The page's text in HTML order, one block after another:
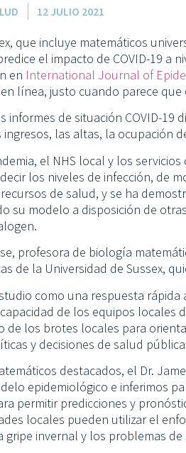
12 JULIO 2021
que incluye matemáticos
el impacto de COVID-19 a
en International Journal of
línea, justo cuando parece
informes de situación COVID-
las altas, la ocupación
el NHS local y los
los niveles de infección, de
de salud, y se ha
su modelo a disposición de
profesora de biología
de la Universidad de Sussex,
como una respuesta
de los equipos locales
de los brotes locales para
y decisiones de salud pública
destacados, el Dr.
epidemiológico e inferimos
permitir predicciones y
locales pueden utilizar el
gripe invernal y los problemas